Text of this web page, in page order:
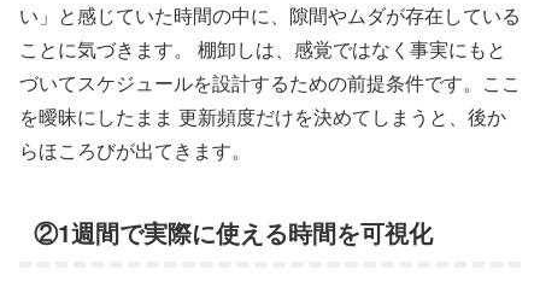
い」と感じていた時間の中に、隙間やムダが存在している
ことに気づきます。 棚卸しは、感覚ではなく事実にもと
づいてスケジュールを設計するための前提条件です。ここ
を曖昧にしたまま 更新頻度だけを決めてしまうと、後か
らほころびが出てきます。
②1週間で実際に使える時間を可視化